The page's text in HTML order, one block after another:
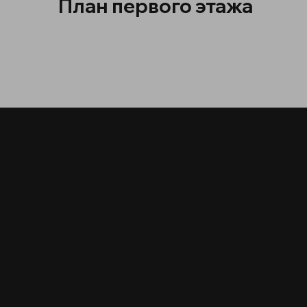
План первого этажа